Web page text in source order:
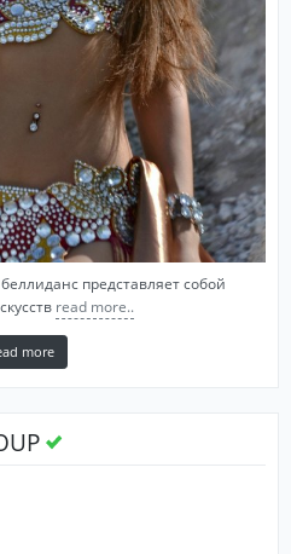
представляет собой
read more..
more